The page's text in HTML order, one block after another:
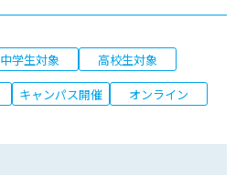
中学生対象 高校生対象
キャンパス開催 オンライン